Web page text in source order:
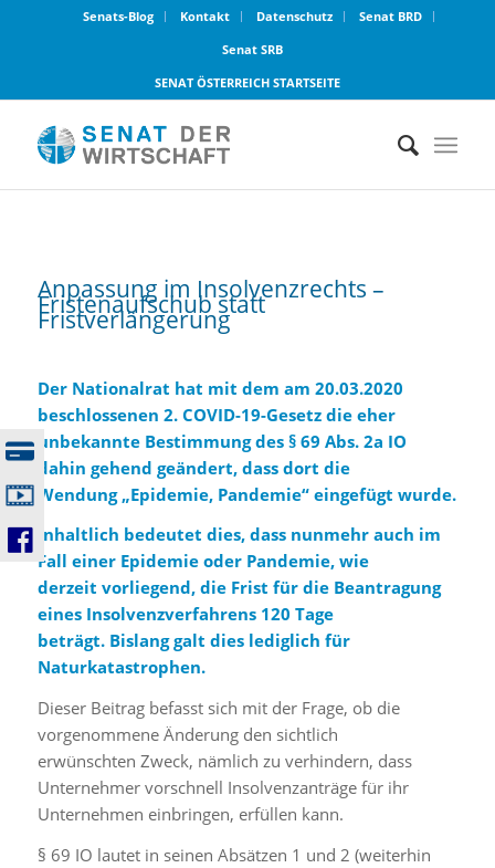
Senats-Blog Kontakt Datenschutz
Senat BRD
Senat SRB
SENAT ÖSTERREICH STARTSEITE
Anpassung im Insolvenzrechts –
Fristenaufschub statt
Fristverlängerung
Der Nationalrat hat mit dem am 20.03.2020
beschlossenen 2. COVID-19-Gesetz die eher
unbekannte Bestimmung des § 69 Abs. 2a IO
dahin gehend geändert, dass dort die
Wendung „Epidemie, Pandemie“ eingefügt wurde.
Inhaltlich bedeutet dies, dass nunmehr auch im
Fall einer Epidemie oder Pandemie, wie
derzeit vorliegend, die Frist für die Beantragung
eines Insolvenzverfahrens 120 Tage
beträgt. Bislang galt dies lediglich für
Naturkatastrophen.
Dieser Beitrag befasst sich mit der Frage, ob die
vorgenommene Änderung den sichtlich
erwünschten Zweck, nämlich zu verhindern, dass
Unternehmer vorschnell Insolvenzanträge für ihr
Unternehmen einbringen, erfüllen kann.
§ 69 IO lautet in seinen Absätzen 1 und 2 (weiterhin